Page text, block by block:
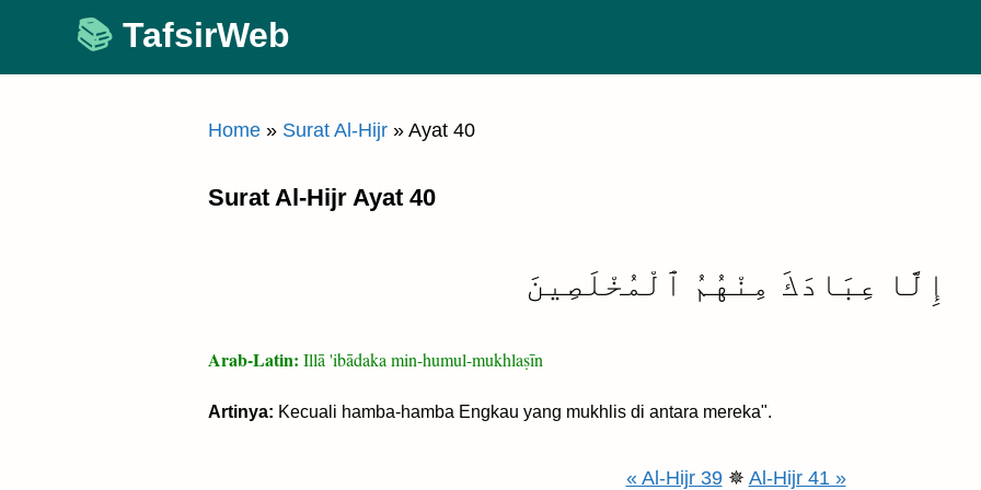
content
TafsirWeb
Home » Surat Al-Hijr » Ayat 40
Surat Al-Hijr Ayat 40
إِلَّا عِبَادَكَ مِنْهُمُ ٱلْمُخْلَصِينَ
Arab-Latin: Illā 'ibādaka min-humul-mukhlaṣīn
Artinya: Kecuali hamba-hamba Engkau yang mukhlis di antara mereka".
« Al-Hijr 39✵ Al-Hijr 41 »